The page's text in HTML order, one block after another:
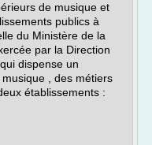
de musique et
publics à
du Ministère de la
par la Direction
dispense un
, des métiers
établissements :